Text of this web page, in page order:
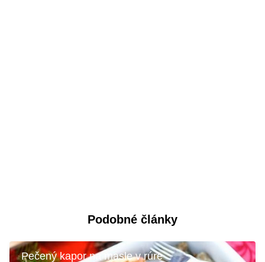
Podobné články
Pečený kapor na masle v rúre